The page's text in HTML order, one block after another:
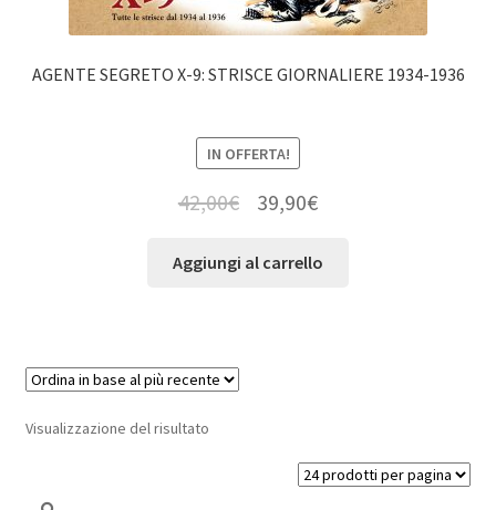
AGENTE SEGRETO X-9: STRISCE GIORNALIERE 1934-1936
IN OFFERTA!
42,00€ 39,90€
Aggiungi al carrello
Visualizzazione del risultato
Cerca